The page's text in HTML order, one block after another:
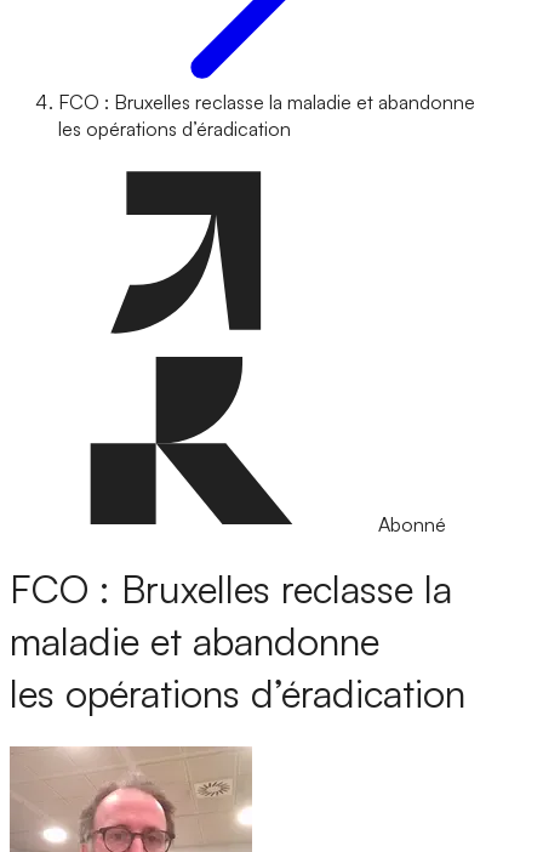
FCO : Bruxelles reclasse la maladie et abandonne
les opérations d’éradication
Abonné
FCO : Bruxelles reclasse la
maladie et abandonne
les opérations d’éradication